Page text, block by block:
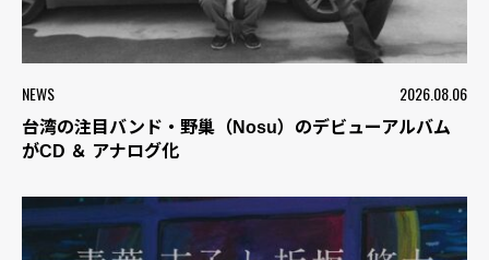
NEWS 2026.08.06
台湾の注目バンド・野巢（Nosu）のデビューアルバム
がCD ＆ アナログ化